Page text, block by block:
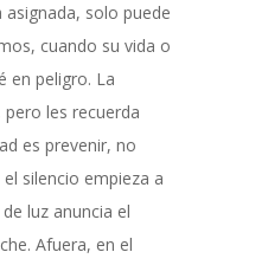
solo puede
cuando su vida o
en peligro. La
les recuerda
es prevenir, no
el silencio empieza a
luz anuncia el
Afuera, en el